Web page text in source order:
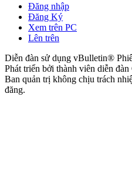
Đăng nhập
Đăng Ký
Xem trên PC
Lên trên
Diễn đàn sử dụng vBulletin®
Phát triển bởi thành viên diễn
Ban quản trị không chịu trách
đăng.